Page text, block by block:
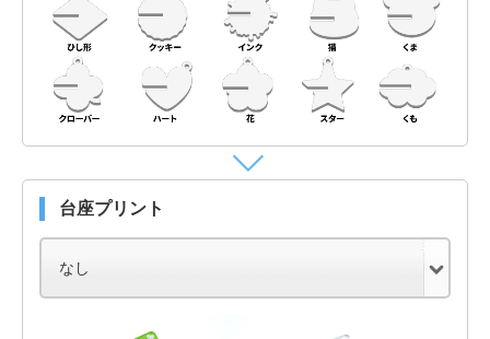
台座プリント